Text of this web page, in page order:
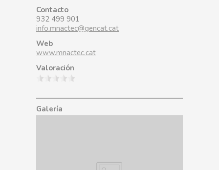
Contacto
932 499 901
info.mnactec@gencat.cat
Web
www.mnactec.cat
Valoración
Galería